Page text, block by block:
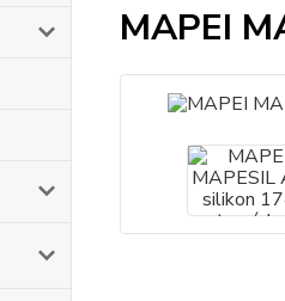
MAPEI